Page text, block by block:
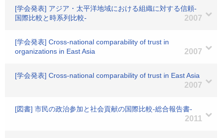
[学会発表] アジア・太平洋地域における組織に対する信頼-
国際比較と時系列比較-
2007
[学会発表] Cross-national comparability of trust in
organizations in East Asia
2007
[学会発表] Cross-national comparability of trust in East Asia
2007
[図書] 市民の政治参加と社会貢献の国際比較-総合報告書-
2011